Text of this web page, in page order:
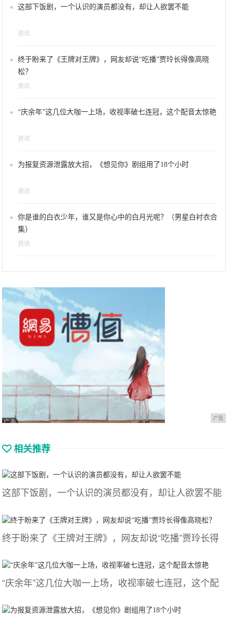
这部下饭剧，一个认识的演员都没有，却让人欲罢不能
资讯
终于盼来了《王牌对王牌》，网友却说“吃播”贾玲长得像高晓
松？
资讯
“庆余年”这几位大咖一上场，收视率破七连冠，这个配音太惊艳
资讯
为报复资源泄露放大招，《想见你》剧组用了18个小时
资讯
你是谁的白衣少年，谁又是你心中的白月光呢？（男星白衬衣合
集）
资讯
广告
相关推荐
这部下饭剧，一个认识的演员都没有，却让人欲罢不能
终于盼来了《王牌对王牌》，网友却说“吃播”贾玲长得
“庆余年”这几位大咖一上场，收视率破七连冠，这个配